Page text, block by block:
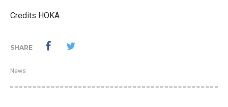
Credits HOKA
SHARE
News